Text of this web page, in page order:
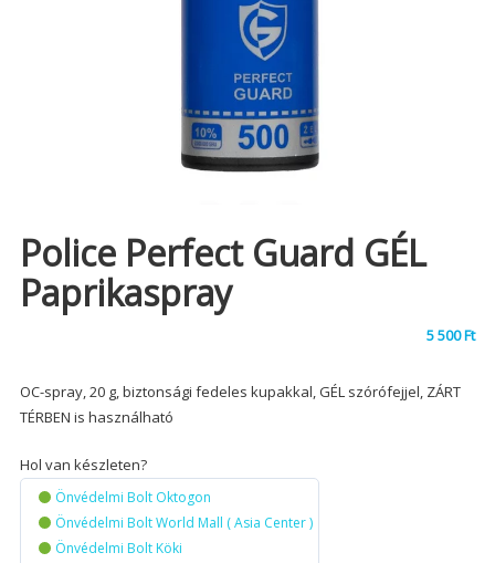
Police Perfect Guard GÉL
Paprikaspray
5 500Ft
OC-spray, 20 g, biztonsági fedeles kupakkal, GÉL szórófejjel, ZÁRT
TÉRBEN is használható
Hol van készleten?
Önvédelmi Bolt Oktogon
Önvédelmi Bolt World Mall ( Asia Center )
Önvédelmi Bolt Köki